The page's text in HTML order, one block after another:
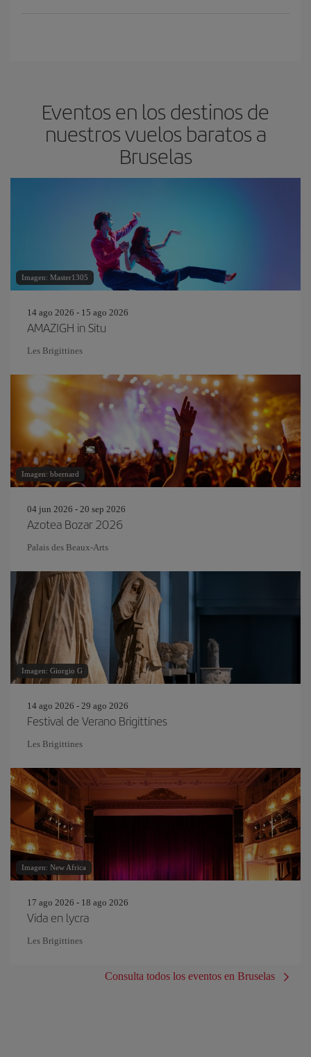
Eventos en los destinos de
nuestros vuelos baratos a
Bruselas
Imagen: Master1305
14 ago 2026 - 15 ago 2026
AMAZIGH in Situ
Les Brigittines
Imagen: bbernard
04 jun 2026 - 20 sep 2026
Azotea Bozar 2026
Palais des Beaux-Arts
Imagen: Giorgio G
14 ago 2026 - 29 ago 2026
Festival de Verano Brigittines
Les Brigittines
Imagen: New Africa
17 ago 2026 - 18 ago 2026
Vida en lycra
Les Brigittines
Consulta todos los eventos en Bruselas